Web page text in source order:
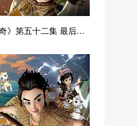
五十二集 最后的